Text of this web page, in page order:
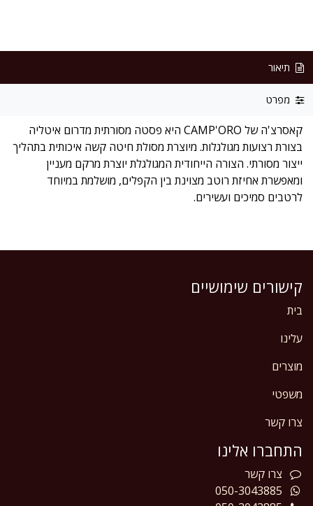
תיאור
מפרט
קאסרצ'ה של CAMP'ORO היא פסטה מסורתית מדרום איטליה
בצורת רצועות מגולגלות. מיוצרת מסולת חיטה קשה איכותית בתהליך
ייצור מסורתי. הצורה הייחודית המגולגלת יוצרת מרקם מעניין
ומאפשרת אחיזת רוטב מצוינת בין הקפלים, מושלמת במיוחד
לרטבים סמיכים ועשירים.
קישורים שימושיים
בית
עלינו
מוצרים
משפטי
צרו קשר
התחברו אלינו
צרו קשר
050-3043885